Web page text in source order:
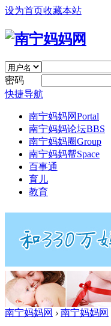
设为首页收藏本站
密码
快捷导航
南宁妈妈网Portal
南宁妈妈论坛BBS
南宁妈妈圈Group
南宁妈妈帮Space
百事通
育儿
教育
南宁妈妈网 › 南宁妈妈网